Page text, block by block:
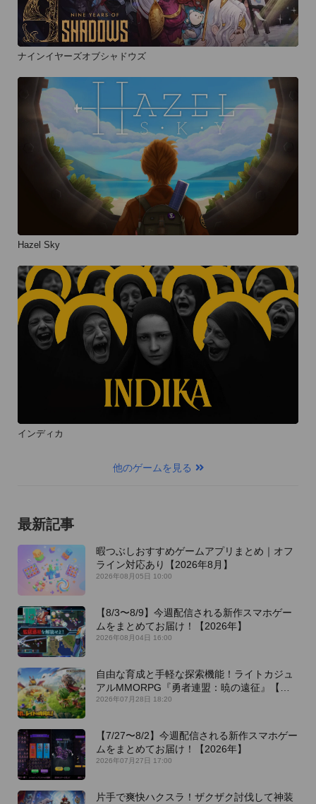
ナインイヤーズオブシャドウズ
Hazel Sky
インディカ
他のゲームを見る
最新記事
暇つぶしおすすめゲームアプリまとめ｜オフ
ライン対応あり【2026年8月】
2026年08月05日 10:00
【8/3〜8/9】今週配信される新作スマホゲー
ムをまとめてお届け！【2026年】
2026年08月04日 16:00
自由な育成と手軽な探索機能！ライトカジュ
アルMMORPG『勇者連盟：暁の遠征』【最
新作PICKUP】
2026年07月28日 18:20
【7/27〜8/2】今週配信される新作スマホゲー
ムをまとめてお届け！【2026年】
2026年07月27日 17:00
片手で爽快ハクスラ！ザクザク討伐して神装